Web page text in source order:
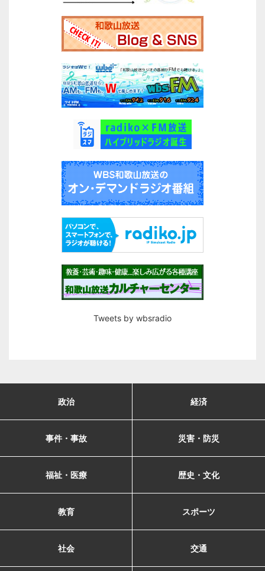
Tweets by wbsradio
政治 経済
事件・事故 災害・防災
福祉・医療 歴史・文化
教育 スポーツ
社会 交通